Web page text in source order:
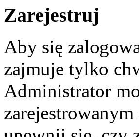
Zarejestruj
Aby się
zajmuje tylko
Administrator